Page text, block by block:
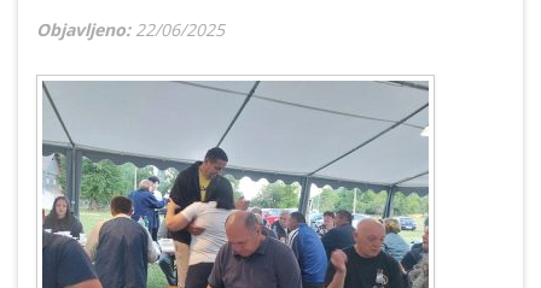
Objavljeno: 22/06/2025